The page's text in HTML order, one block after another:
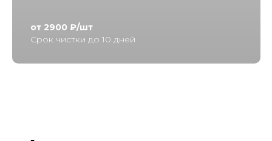
от 2900 ₽/шт
Срок чистки до 10 дней